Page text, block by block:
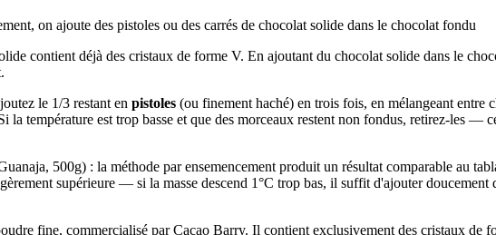
contient déjà des cristaux de forme V. En ajoutant du chocolat solide dans le
le 1/3 restant en pistoles (ou finement haché) en trois fois, en mélangeant entre
température est trop basse et que des morceaux restent non fondus, retirez-les —
500g) : la méthode par ensemencement produit un résultat comparable au
supérieure — si la masse descend 1°C trop bas, il suffit d'ajouter
fine, commercialisé par Cacao Barry. Il contient exclusivement des cristaux de